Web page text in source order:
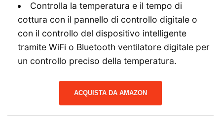
Controlla la temperatura e il tempo di
cottura con il pannello di controllo digitale o
con il controllo del dispositivo intelligente
tramite WiFi o Bluetooth ventilatore digitale per
un controllo preciso della temperatura.
ACQUISTA DA AMAZON